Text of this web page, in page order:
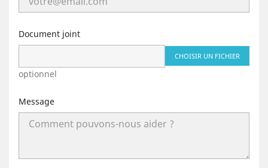
Document joint
CHOISIR UN FICHIER
optionnel
Message